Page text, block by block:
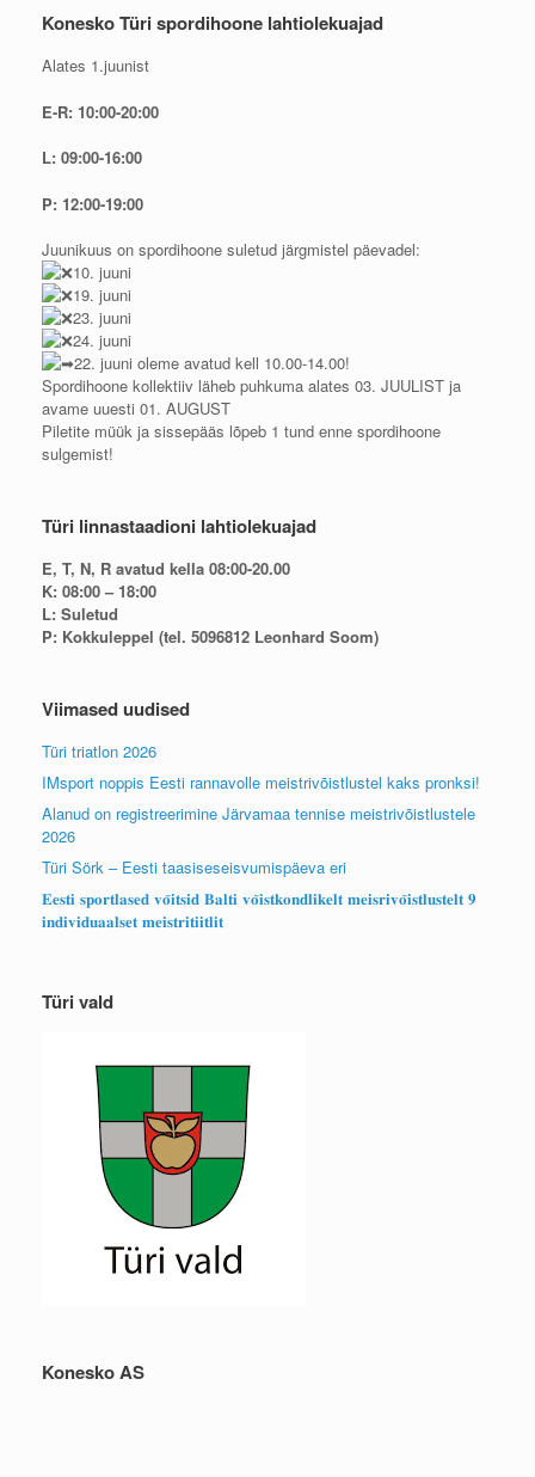
Konesko Türi spordihoone lahtiolekuajad
Alates 1.juunist
E-R: 10:00-20:00
L: 09:00-16:00
P: 12:00-19:00
Juunikuus on spordihoone suletud järgmistel päevadel:
10. juuni
19. juuni
23. juuni
24. juuni
22. juuni oleme avatud kell 10.00-14.00!
Spordihoone kollektiiv läheb puhkuma alates 03. JUULIST ja
avame uuesti 01. AUGUST
Piletite müük ja sissepääs lõpeb 1 tund enne spordihoone
sulgemist!
Türi linnastaadioni lahtiolekuajad
E, T, N, R avatud kella 08:00-20.00
K: 08:00 – 18:00
L: Suletud
P: Kokkuleppel (tel. 5096812 Leonhard Soom)
Viimased uudised
Türi triatlon 2026
IMsport noppis Eesti rannavolle meistrivõistlustel kaks pronksi!
Alanud on registreerimine Järvamaa tennise meistrivõistlustele
2026
Türi Sörk – Eesti taasiseseisvumispäeva eri
𝐄𝐞𝐬𝐭𝐢 𝐬𝐩𝐨𝐫𝐭𝐥𝐚𝐬𝐞𝐝 𝐯𝐨̃𝐢𝐭𝐬𝐢𝐝 𝐁𝐚𝐥𝐭𝐢 𝐯𝐨̃𝐢𝐬𝐭𝐤𝐨𝐧𝐝𝐥𝐢𝐤𝐞𝐥𝐭 𝐦𝐞𝐢𝐬𝐫𝐢𝐯𝐨̃𝐢𝐬𝐭𝐥𝐮𝐬𝐭𝐞𝐥𝐭 𝟗
𝐢𝐧𝐝𝐢𝐯𝐢𝐝𝐮𝐚𝐚𝐥𝐬𝐞𝐭 𝐦𝐞𝐢𝐬𝐭𝐫𝐢𝐭𝐢𝐢𝐭𝐥𝐢𝐭
Türi vald
Konesko AS